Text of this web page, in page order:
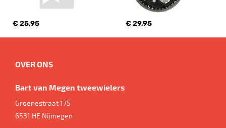
€ 25,95 € 29,95
OVER ONS
Bart van Megen tweewielers
Groenestraat 175
6531 HE Nijmegen